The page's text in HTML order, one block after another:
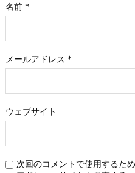
名前 *
メールアドレス *
ウェブサイト
次回のコメントで使用するた